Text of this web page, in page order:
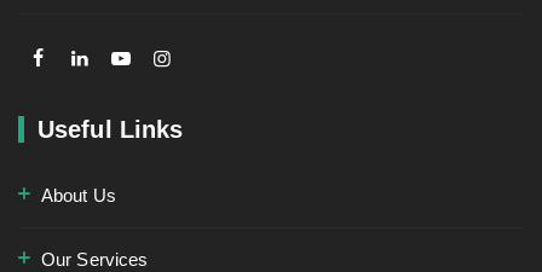
Useful Links
About Us
Our Services